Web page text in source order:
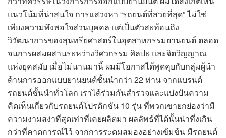
แนวโน้มที่น่าสนใจ การแสวงหา “รถยนต์ที่สวยที่สุด” ไม่ใช่
เพียงความพึงพอใจส่วนบุคคล แต่เป็นตัวสะท้อนถึง
วิวัฒนาการของสุนทรียศาสตร์ในอุตสาหกรรมยานยนต์ ตลอด
จนการผสมผสานระหว่างวิศวกรรม ศิลปะ และจิตวิญญาณ
แห่งยุคสมัย เมื่อไม่นานมานี้ ผมมีโอกาสได้พูดคุยกับกลุ่มผู้นำ
ด้านการออกแบบยานยนต์ชั้นนำกว่า 22 ท่าน จากแบรนด์
รถยนต์ชั้นนำทั่วโลก เราได้ร่วมกันสำรวจและแบ่งปันความ
คิดเห็นเกี่ยวกับรถยนต์โปรดักชัน 10 รุ่น ที่พวกเขายกย่องว่ามี
ความงามสง่าที่สุดเท่าที่เคยผลิตมา ผลลัพธ์ที่ได้นั้นน่าทึ่งเกิน
กว่าที่คาดการณ์ไว้ จากการระดมสมองอย่างเข้มข้น มีรถยนต์